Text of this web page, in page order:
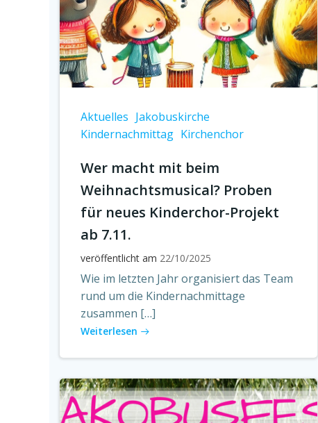
Aktuelles Jakobuskirche
Kindernachmittag Kirchenchor
Wer macht mit beim
Weihnachtsmusical? Proben
für neues Kinderchor-Projekt
ab 7.11.
veröffentlicht am 22/10/2025
Wie im letzten Jahr organisiert das Team
rund um die Kindernachmittage
zusammen […]
Weiterlesen